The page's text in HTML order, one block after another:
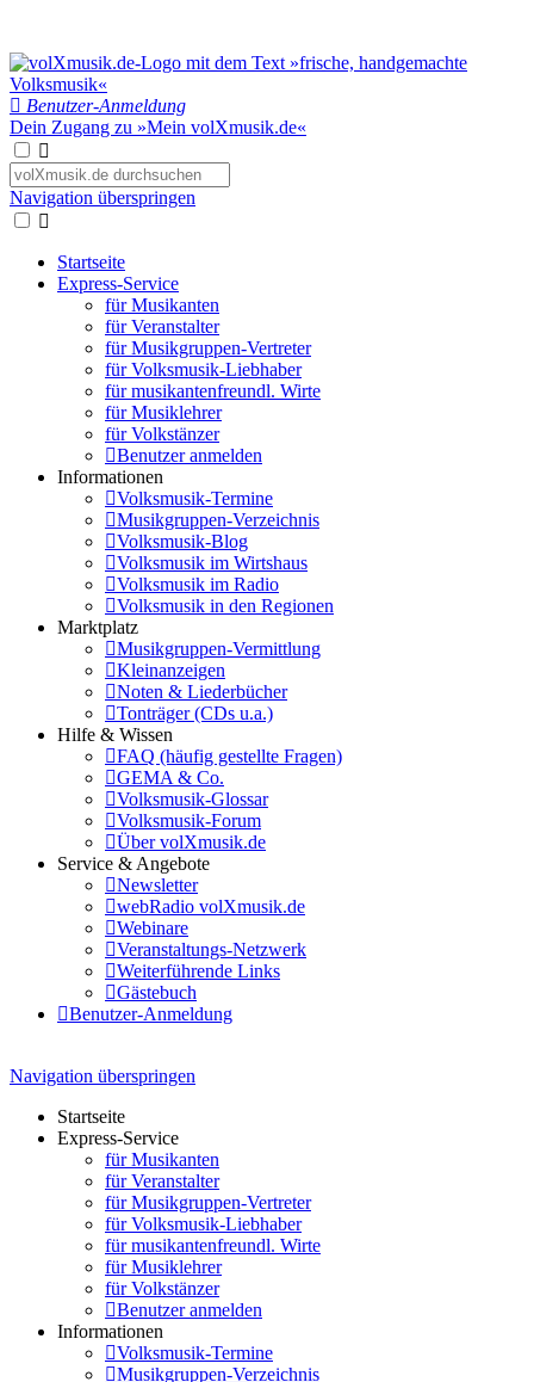
Benutzer-Anmeldung
Dein Zugang zu »Mein volXmusik.de«
Navigation überspringen
Startseite
Express-Service
für Musikanten
für Veranstalter
für Musikgruppen-Vertreter
für Volksmusik-Liebhaber
für musikantenfreundl. Wirte
für Musiklehrer
für Volkstänzer
Benutzer anmelden
Informationen
Volksmusik-Termine
Musikgruppen-Verzeichnis
Volksmusik-Blog
Volksmusik im Wirtshaus
Volksmusik im Radio
Volksmusik in den Regionen
Marktplatz
Musikgruppen-Vermittlung
Kleinanzeigen
Noten & Liederbücher
Tonträger (CDs u.a.)
Hilfe & Wissen
FAQ (häufig gestellte Fragen)
GEMA & Co.
Volksmusik-Glossar
Volksmusik-Forum
Über volXmusik.de
Service & Angebote
Newsletter
webRadio volXmusik.de
Webinare
Veranstaltungs-Netzwerk
Weiterführende Links
Gästebuch
Benutzer-Anmeldung
Navigation überspringen
Startseite
Express-Service
für Musikanten
für Veranstalter
für Musikgruppen-Vertreter
für Volksmusik-Liebhaber
für musikantenfreundl. Wirte
für Musiklehrer
für Volkstänzer
Benutzer anmelden
Informationen
Volksmusik-Termine
Musikgruppen-Verzeichnis